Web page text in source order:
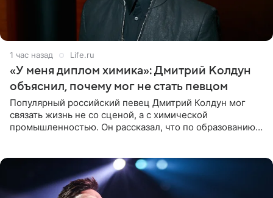
1 час назад Life.ru
«У меня диплом химика»: Дмитрий Колдун
объяснил, почему мог не стать певцом
Популярный российский певец Дмитрий Колдун мог
связать жизнь не со сценой, а с химической
промышленностью. Он рассказал, что по образованию